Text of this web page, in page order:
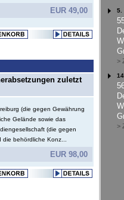
EUR 49,00
zuletzt
(die gegen Gewährung
Gelände sowie das
(die gegen
behördliche Konz...
EUR 98,00
5.
>
>